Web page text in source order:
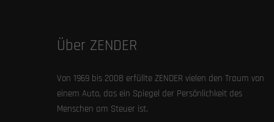
Über ZENDER
Von 1969 bis 2008 erfüllte ZENDER vielen den Traum von
einem Auto, das ein Spiegel der Persönlichkeit des
Menschen am Steuer ist.